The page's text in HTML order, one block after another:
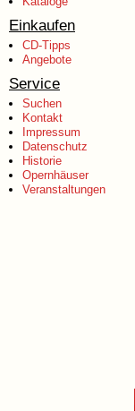
Einkaufen
CD-Tipps
Angebote
Service
Suchen
Kontakt
Impressum
Datenschutz
Historie
Opernhäuser
Veranstaltungen